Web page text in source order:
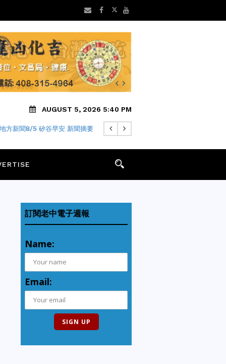
AUGUST 5, 2026 5:40 PM
PALO ALTO想抗州法禁建華廈
訂閱老中電子週報
Name:
Email: